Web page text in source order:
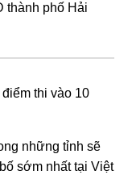
thành phố Hải
thi vào 10
những tỉnh sẽ
sớm nhất tại Việt